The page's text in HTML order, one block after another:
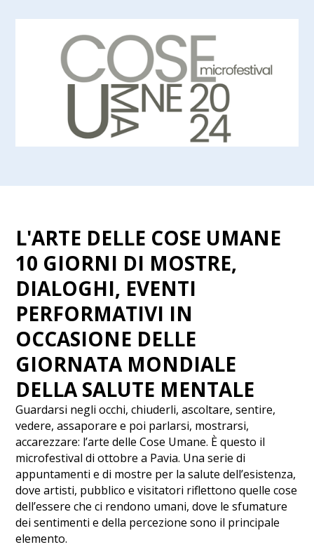
L'ARTE DELLE COSE UMANE
10 GIORNI DI MOSTRE,
DIALOGHI, EVENTI
PERFORMATIVI IN
OCCASIONE DELLE
GIORNATA MONDIALE
DELLA SALUTE MENTALE
Guardarsi negli occhi, chiuderli, ascoltare, sentire,
vedere, assaporare e poi parlarsi, mostrarsi,
accarezzare: l’arte delle Cose Umane. È questo il
microfestival di ottobre a Pavia. Una serie di
appuntamenti e di mostre per la salute dell’esistenza,
dove artisti, pubblico e visitatori riflettono quelle cose
dell’essere che ci rendono umani, dove le sfumature
dei sentimenti e della percezione sono il principale
elemento.